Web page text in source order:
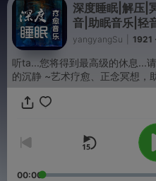
深度睡眠|解压|
音|助眠音乐|轻
yangyangSu 1921
听ta...您将得到最高级的休息...
的沉静 ~艺术疗愈、正念冥想，
00:00